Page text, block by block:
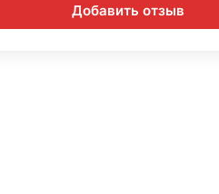
Добавить отзыв